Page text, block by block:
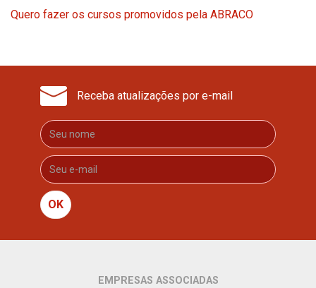
Quero fazer os cursos promovidos pela ABRACO
Receba atualizações por e-mail
OK
EMPRESAS ASSOCIADAS